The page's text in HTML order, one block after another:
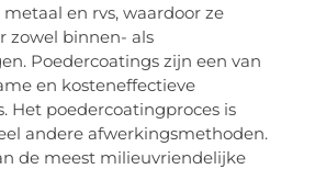
en rvs, waardoor ze
zowel binnen- als
Poedercoatings zijn een van
en kosteneffectieve
Het poedercoatingproces is
andere afwerkingsmethoden.
de meest milieuvriendelijke